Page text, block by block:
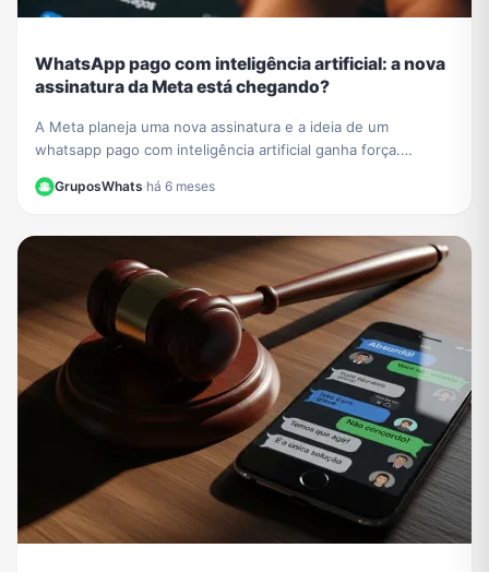
WhatsApp pago com inteligência artificial: a nova
assinatura da Meta está chegando?
A Meta planeja uma nova assinatura e a ideia de um
whatsapp pago com inteligência artificial ganha força.
GruposWhats·há 6 meses